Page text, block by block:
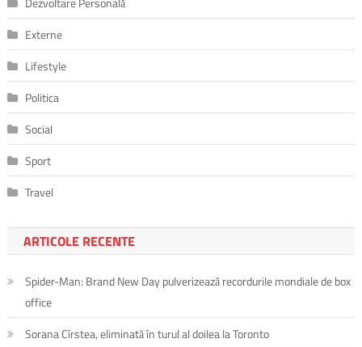
Externe
Lifestyle
Politica
Social
Sport
Travel
ARTICOLE RECENTE
Spider-Man: Brand New Day pulverizează recordurile mondiale de box
office
Sorana Cîrstea, eliminată în turul al doilea la Toronto